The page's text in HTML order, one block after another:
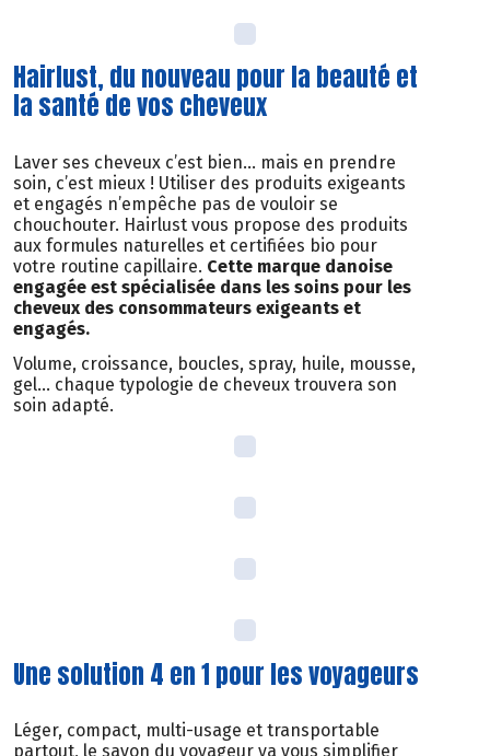
Hairlust, du nouveau pour la beauté et
la santé de vos cheveux
Laver ses cheveux c’est bien… mais en prendre
soin, c’est mieux ! Utiliser des produits exigeants
et engagés n’empêche pas de vouloir se
chouchouter. Hairlust vous propose des produits
aux formules naturelles et certifiées bio pour
votre routine capillaire. Cette marque danoise
engagée est spécialisée dans les soins pour les
cheveux des consommateurs exigeants et
engagés.
Volume, croissance, boucles, spray, huile, mousse,
gel… chaque typologie de cheveux trouvera son
soin adapté.
Une solution 4 en 1 pour les voyageurs
Léger, compact, multi-usage et transportable
partout, le savon du voyageur va vous simplifier